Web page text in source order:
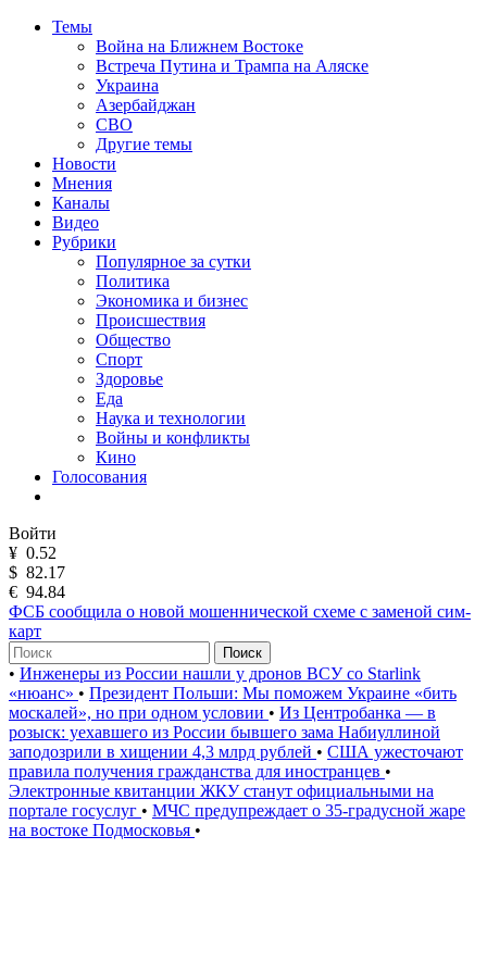
Темы
Война на Ближнем Востоке
Встреча Путина и Трампа на Аляске
Украина
Азербайджан
СВО
Другие темы
Новости
Мнения
Каналы
Видео
Рубрики
Популярное за сутки
Политика
Экономика и бизнес
Происшествия
Общество
Спорт
Здоровье
Еда
Наука и технологии
Войны и конфликты
Кино
Голосования
Войти
¥ 0.52
$ 82.17
€ 94.84
ФСБ сообщила о новой мошеннической схеме с заменой сим-
карт
Поиск
• Инженеры из России нашли у дронов ВСУ со Starlink
«нюанс» • Президент Польши: Мы поможем Украине «бить
москалей», но при одном условии • Из Центробанка — в
розыск: уехавшего из России бывшего зама Набиуллиной
заподозрили в хищении 4,3 млрд рублей • США ужесточают
правила получения гражданства для иностранцев •
Электронные квитанции ЖКУ станут официальными на
портале госуслуг • МЧС предупреждает о 35-градусной жаре
на востоке Подмосковья •